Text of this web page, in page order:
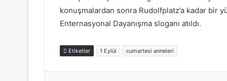
konuşmalardan sonra Rudolfplatz’a kadar bir
Enternasyonal Dayanışma sloganı atıldı.
Etiketler 1 Eylül cumartesi anneleri